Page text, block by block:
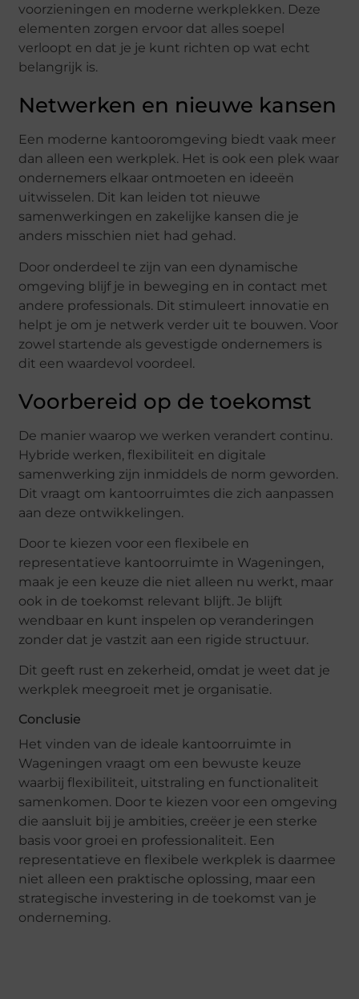
voorzieningen en moderne werkplekken. Deze
elementen zorgen ervoor dat alles soepel
verloopt en dat je je kunt richten op wat echt
belangrijk is.
Netwerken en nieuwe kansen
Een moderne kantooromgeving biedt vaak meer
dan alleen een werkplek. Het is ook een plek waar
ondernemers elkaar ontmoeten en ideeën
uitwisselen. Dit kan leiden tot nieuwe
samenwerkingen en zakelijke kansen die je
anders misschien niet had gehad.
Door onderdeel te zijn van een dynamische
omgeving blijf je in beweging en in contact met
andere professionals. Dit stimuleert innovatie en
helpt je om je netwerk verder uit te bouwen. Voor
zowel startende als gevestigde ondernemers is
dit een waardevol voordeel.
Voorbereid op de toekomst
De manier waarop we werken verandert continu.
Hybride werken, flexibiliteit en digitale
samenwerking zijn inmiddels de norm geworden.
Dit vraagt om kantoorruimtes die zich aanpassen
aan deze ontwikkelingen.
Door te kiezen voor een flexibele en
representatieve kantoorruimte in Wageningen,
maak je een keuze die niet alleen nu werkt, maar
ook in de toekomst relevant blijft. Je blijft
wendbaar en kunt inspelen op veranderingen
zonder dat je vastzit aan een rigide structuur.
Dit geeft rust en zekerheid, omdat je weet dat je
werkplek meegroeit met je organisatie.
Conclusie
Het vinden van de ideale kantoorruimte in
Wageningen vraagt om een bewuste keuze
waarbij flexibiliteit, uitstraling en functionaliteit
samenkomen. Door te kiezen voor een omgeving
die aansluit bij je ambities, creëer je een sterke
basis voor groei en professionaliteit. Een
representatieve en flexibele werkplek is daarmee
niet alleen een praktische oplossing, maar een
strategische investering in de toekomst van je
onderneming.